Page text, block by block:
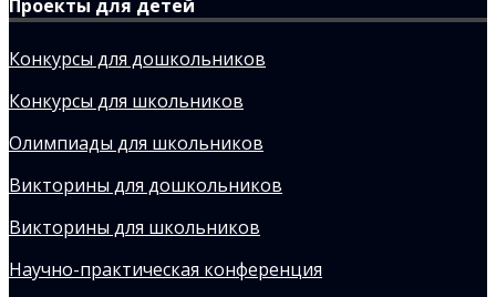
Проекты для детей
Конкурсы для дошкольников
Конкурсы для школьников
Олимпиады для школьников
Викторины для дошкольников
Викторины для школьников
Научно-практическая конференция